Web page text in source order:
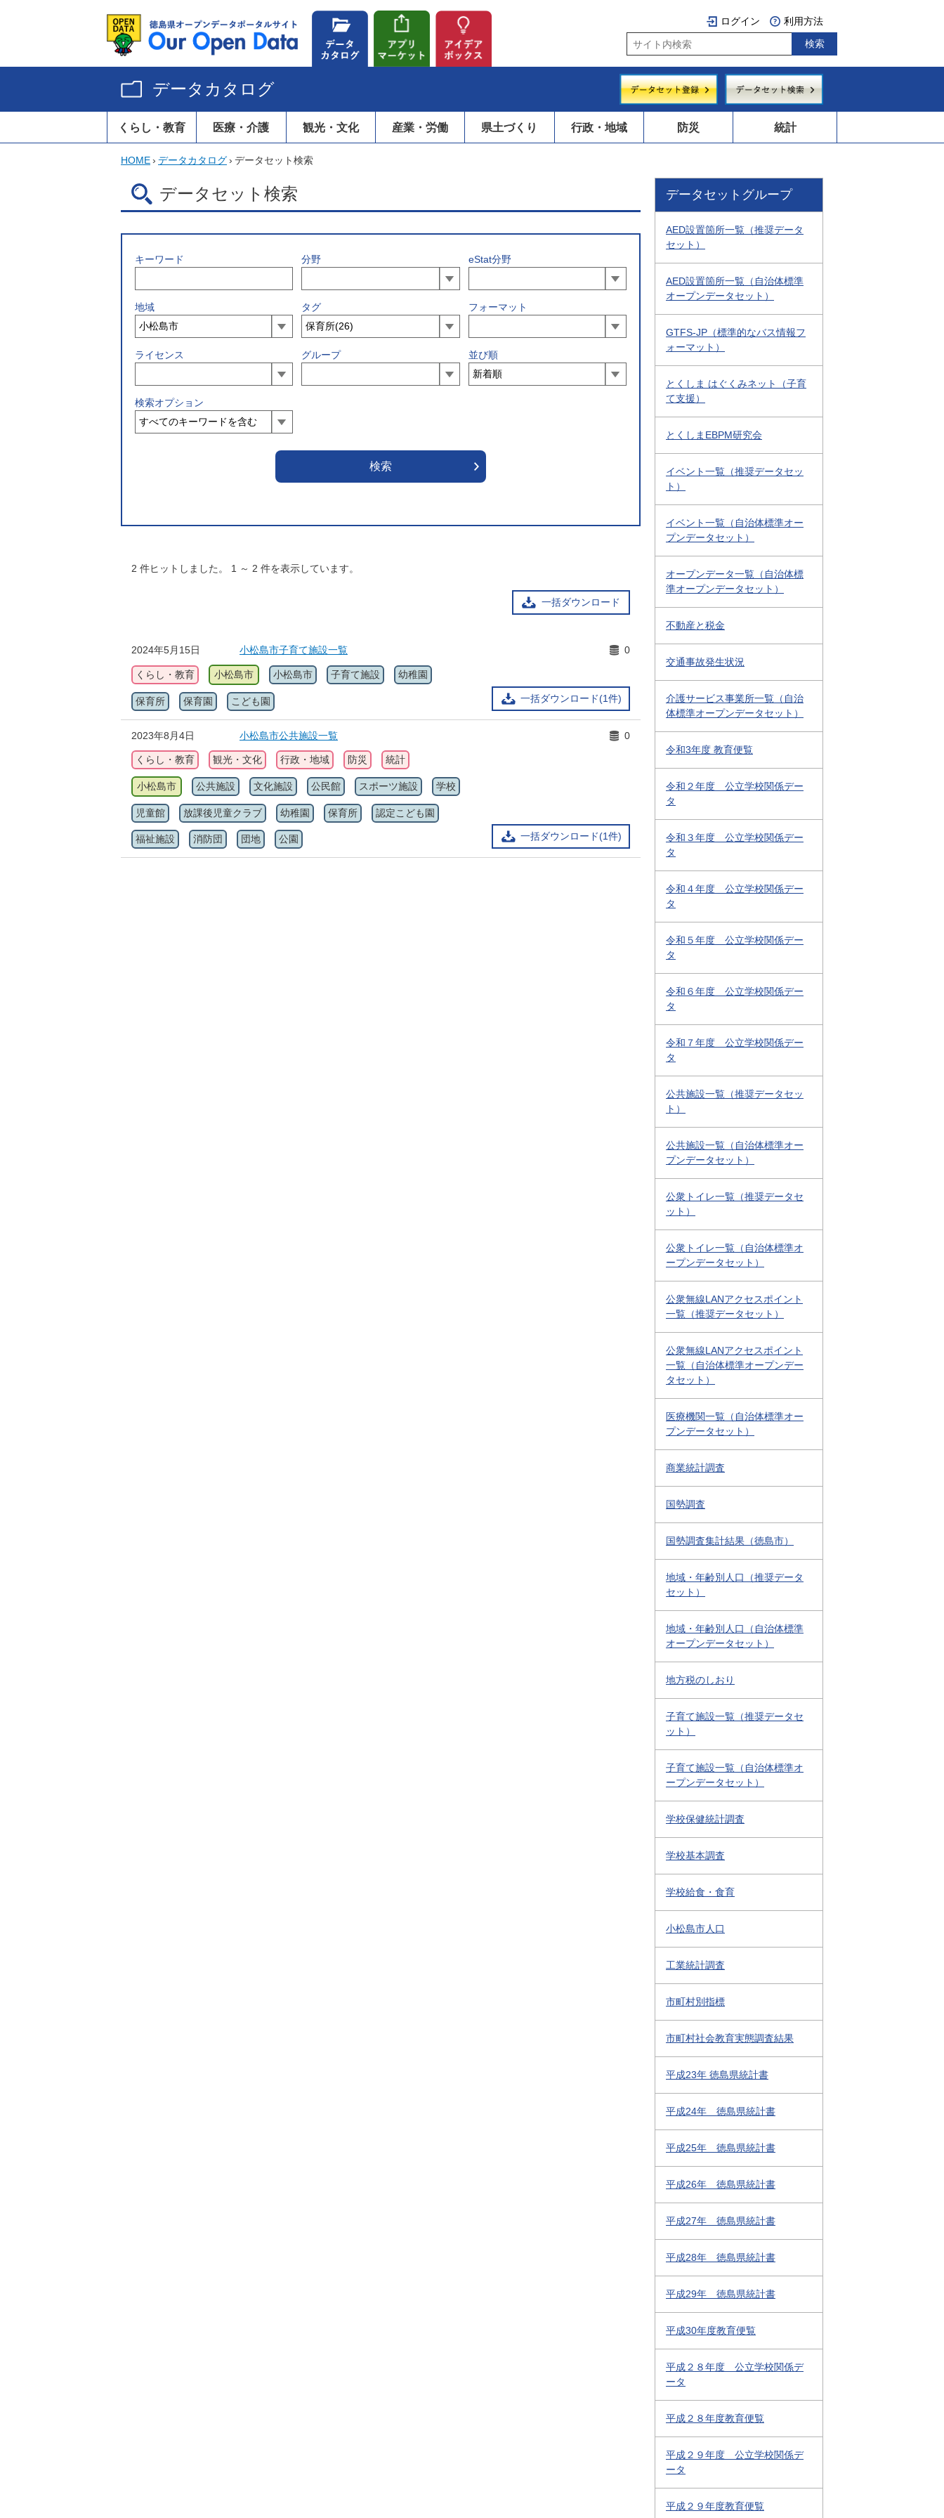
ログイン 利用方法
データカタログ
くらし・教育 医療・介護 観光・文化 産業・労働 県土づくり 行政・地域 防災 統計
HOME› データカタログ› データセット検索
データセット検索
キーワード 分野 eStat分野
地域 タグ フォーマット
ライセンス グループ 並び順
検索オプション
2 件ヒットしました。 1 ～ 2 件を表示しています。
一括ダウンロード
2024年5月15日 小松島市子育て施設一覧
一括ダウンロード(1件)
0
くらし・教育 小松島市 小松島市 子育て施設 幼稚園
保育所 保育園 こども園
2023年8月4日 小松島市公共施設一覧
一括ダウンロード(1件)
0
くらし・教育 観光・文化 行政・地域 防災 統計
小松島市 公共施設 文化施設 公民館 スポーツ施設 学校
児童館 放課後児童クラブ 幼稚園 保育所 認定こども園
福祉施設 消防団 団地 公園
データセットグループ
AED設置箇所一覧（推奨データ
セット）
AED設置箇所一覧（自治体標準
オープンデータセット）
GTFS-JP（標準的なバス情報フ
ォーマット）
とくしま はぐくみネット（子育
て支援）
とくしまEBPM研究会
イベント一覧（推奨データセッ
ト）
イベント一覧（自治体標準オー
プンデータセット）
オープンデータ一覧（自治体標
準オープンデータセット）
不動産と税金
交通事故発生状況
介護サービス事業所一覧（自治
体標準オープンデータセット）
令和3年度 教育便覧
令和２年度 公立学校関係デー
タ
令和３年度 公立学校関係デー
タ
令和４年度 公立学校関係デー
タ
令和５年度 公立学校関係デー
タ
令和６年度 公立学校関係デー
タ
令和７年度 公立学校関係デー
タ
公共施設一覧（推奨データセッ
ト）
公共施設一覧（自治体標準オー
プンデータセット）
公衆トイレ一覧（推奨データセ
ット）
公衆トイレ一覧（自治体標準オ
ープンデータセット）
公衆無線LANアクセスポイント
一覧（推奨データセット）
公衆無線LANアクセスポイント
一覧（自治体標準オープンデー
タセット）
医療機関一覧（自治体標準オー
プンデータセット）
商業統計調査
国勢調査
国勢調査集計結果（徳島市）
地域・年齢別人口（推奨データ
セット）
地域・年齢別人口（自治体標準
オープンデータセット）
地方税のしおり
子育て施設一覧（推奨データセ
ット）
子育て施設一覧（自治体標準オ
ープンデータセット）
学校保健統計調査
学校基本調査
学校給食・食育
小松島市人口
工業統計調査
市町村別指標
市町村社会教育実態調査結果
平成23年 徳島県統計書
平成24年 徳島県統計書
平成25年 徳島県統計書
平成26年 徳島県統計書
平成27年 徳島県統計書
平成28年 徳島県統計書
平成29年 徳島県統計書
平成30年度教育便覧
平成２８年度 公立学校関係デ
ータ
平成２８年度教育便覧
平成２９年度 公立学校関係デ
ータ
平成２９年度教育便覧